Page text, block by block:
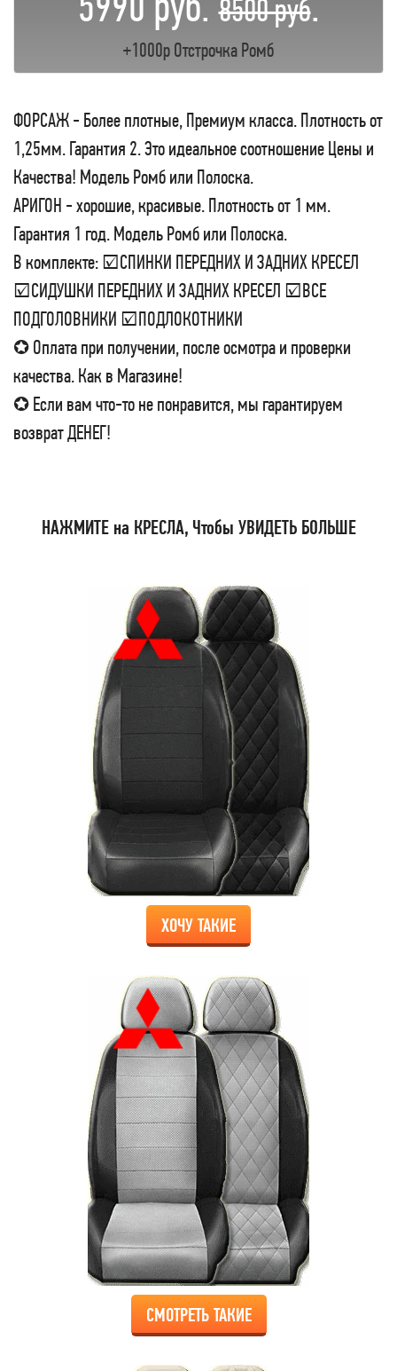
8500 руб
+1000р Отстрочка Ромб
ФОРСАЖ - Более плотные, Премиум класса. Плотность от
1,25мм. Гарантия 2. Это идеальное соотношение Цены и
Качества! Модель Ромб или Полоска.
АРИГОН - хорошие, красивые. Плотность от 1 мм.
Гарантия 1 год. Модель Ромб или Полоска.
В комплекте: ☑СПИНКИ ПЕРЕДНИХ И ЗАДНИХ КРЕСЕЛ
☑СИДУШКИ ПЕРЕДНИХ И ЗАДНИХ КРЕСЕЛ ☑ВСЕ
ПОДГОЛОВНИКИ ☑ПОДЛОКОТНИКИ
✪ Оплата при получении, после осмотра и проверки
качества. Как в Магазине!
✪ Если вам что-то не понравится, мы гарантируем
возврат ДЕНЕГ!
НАЖМИТЕ на КРЕСЛА, Чтобы УВИДЕТЬ БОЛЬШЕ
ХОЧУ ТАКИЕ
СМОТРЕТЬ ТАКИЕ